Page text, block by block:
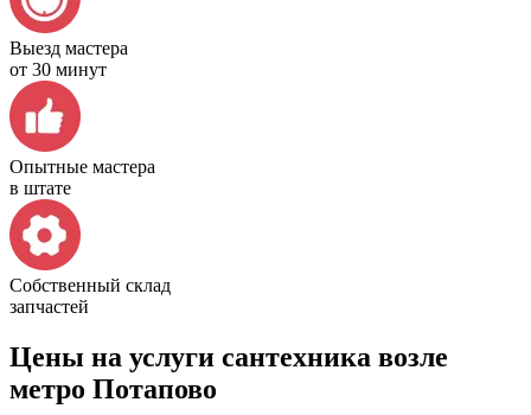
Выезд мастера
от 30 минут
Опытные мастера
в штате
Собственный склад
запчастей
Цены на услуги сантехника возле
метро Потапово